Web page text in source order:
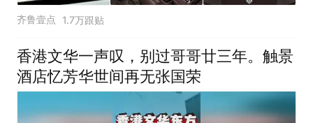
齐鲁壹点 1.7万跟贴
香港文华一声叹，别过哥哥廿三年。触景
酒店忆芳华世间再无张国荣